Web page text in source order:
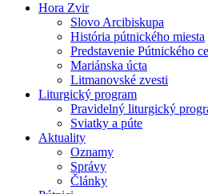
Hora Zvir
Slovo Arcibiskupa
História pútnického miesta
Predstavenie Pútnického
Mariánska úcta
Litmanovské zvesti
Liturgický program
Pravidelný liturgický
Sviatky a púte
Aktuality
Oznamy
Správy
Články